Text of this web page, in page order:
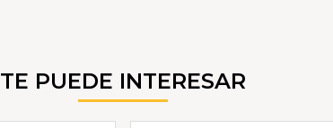
TE PUEDE INTERESAR